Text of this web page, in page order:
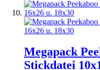
Megapack
Stickdatei